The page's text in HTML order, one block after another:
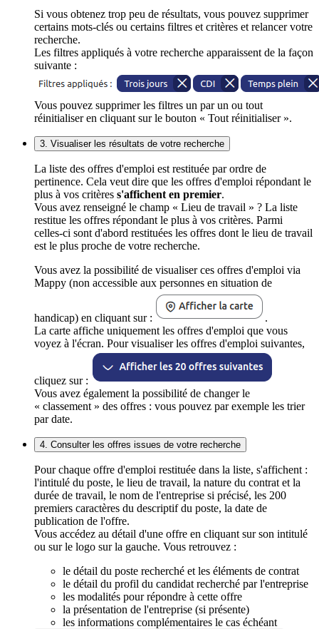
Si vous obtenez trop peu de résultats, vous pouvez supprimer
certains mots-clés ou certains filtres et critères et relancer votre
recherche.
Les filtres appliqués à votre recherche apparaissent de la façon
suivante :
Vous pouvez supprimer les filtres un par un ou tout
réinitialiser en cliquant sur le bouton « Tout réinitialiser ».
3. Visualiser les résultats de votre recherche
La liste des offres d'emploi est restituée par ordre de
pertinence. Cela veut dire que les offres d'emploi répondant le
plus à vos critères s'affichent en premier.
Vous avez renseigné le champ « Lieu de travail » ? La liste
restitue les offres répondant le plus à vos critères. Parmi
celles-ci sont d'abord restituées les offres dont le lieu de travail
est le plus proche de votre recherche.
Vous avez la possibilité de visualiser ces offres d'emploi via
Mappy (non accessible aux personnes en situation de
handicap) en cliquant sur :
.
La carte affiche uniquement les offres d'emploi que vous
voyez à l'écran. Pour visualiser les offres d'emploi suivantes,
cliquez sur :
Vous avez également la possibilité de changer le
« classement » des offres : vous pouvez par exemple les trier
par date.
4. Consulter les offres issues de votre recherche
Pour chaque offre d'emploi restituée dans la liste, s'affichent :
l'intitulé du poste, le lieu de travail, la nature du contrat et la
durée de travail, le nom de l'entreprise si précisé, les 200
premiers caractères du descriptif du poste, la date de
publication de l'offre.
Vous accédez au détail d'une offre en cliquant sur son intitulé
ou sur le logo sur la gauche. Vous retrouvez :
le détail du poste recherché et les éléments de contrat
le détail du profil du candidat recherché par l'entreprise
les modalités pour répondre à cette offre
la présentation de l'entreprise (si présente)
les informations complémentaires le cas échéant